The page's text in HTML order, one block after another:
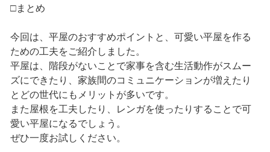
□まとめ
今回は、平屋のおすすめポイントと、可愛い平屋を作る
ための工夫をご紹介しました。
平屋は、階段がないことで家事を含む生活動作がスムー
ズにできたり、家族間のコミュニケーションが増えたり
とどの世代にもメリットが多いです。
また屋根を工夫したり、レンガを使ったりすることで可
愛い平屋になるでしょう。
ぜひ一度お試しください。